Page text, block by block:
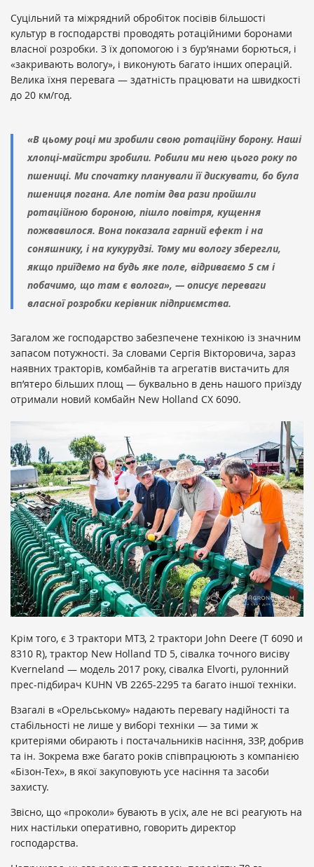
Суцільний та міжрядний обробіток посівів більшості
культур в господарстві проводять ротаційними боронами
власної розробки. З їх допомогою і з бур’янами борються, і
«закривають вологу», і виконують багато інших операцій.
Велика їхня перевага — здатність працювати на швидкості
до 20 км/год.
«В цьому році ми зробили свою ротаційну борону. Наші
хлопці-майстри зробили. Робили ми нею цього року по
пшениці. Ми спочатку планували її дискувати, бо була
пшениця погана. Але потім два рази пройшли
ротаційною бороною, пішло повітря, кущення
пожвавилося. Вона показала гарний ефект і на
соняшнику, і на кукурудзі. Тому ми вологу зберегли,
якщо приїдемо на будь яке поле, відриваємо 5 см і
побачимо, що там є волога», — описує переваги
власної розробки керівник підприємства.
Загалом же господарство забезпечене технікою із значним
запасом потужності. За словами Сергія Вікторовича, зараз
наявних тракторів, комбайнів та агрегатів вистачить для
вп’ятеро більших площ — буквально в день нашого приїзду
отримали новий комбайн New Holland CX 6090.
Крім того, є 3 трактори МТЗ, 2 трактори John Deere (Т 6090 и
8310 R), трактор New Holland TD 5, сівалка точного висіву
Kverneland — модель 2017 року, сівалка Elvorti, рулонний
прес-підбирач KUHN VB 2265-2295 та багато іншої техніки.
Взагалі в «Орельському» надають перевагу надійності та
стабільності не лише у виборі техніки — за тими ж
критеріями обирають і постачальників насіння, ЗЗР, добрив
та ін. Зокрема вже багато років співпрацюють з компанією
«Бізон-Тех», в якої закуповують усе насіння та засоби
захисту.
Звісно, що «проколи» бувають в усіх, але не всі реагують на
них настільки оперативно, говорить директор
господарства.